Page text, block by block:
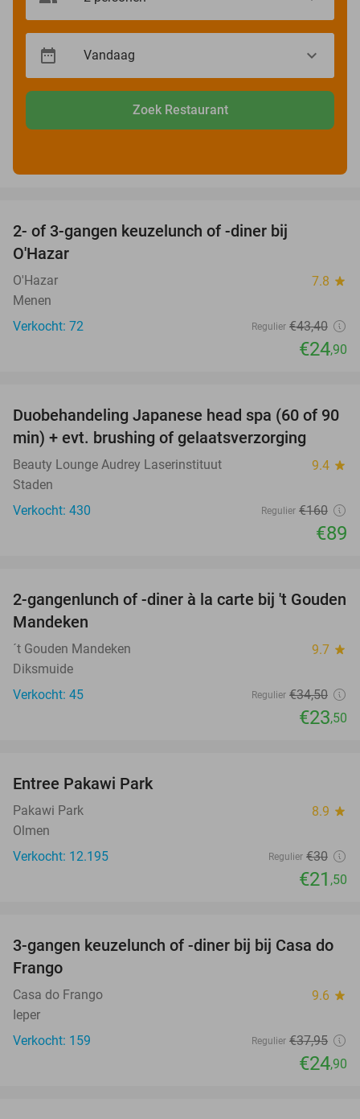
Zoek Restaurant
2- of 3-gangen keuzelunch of -diner bij
O'Hazar
O'Hazar 7.8 star
Menen
Verkocht: 72
Regulier €43,40
€24,90
44%
Duobehandeling Japanese head spa (60 of 90
min) + evt. brushing of gelaatsverzorging
Beauty Lounge Audrey Laserinstituut 9.4 star
Staden
Verkocht: 430
Regulier €160
€89
32%
2-gangenlunch of -diner à la carte bij 't Gouden
Mandeken
´t Gouden Mandeken 9.7 star
Diksmuide
Verkocht: 45
Regulier €34,50
€23,50
Entree Pakawi Park
Pakawi Park 8.9 star
Olmen
Verkocht: 12.195
Regulier €30
€21 ,50
34%
3-gangen keuzelunch of -diner bij bij Casa do
Frango
Casa do Frango 9.6 star
Ieper
Verkocht: 159
Regulier €37,95
€24,90